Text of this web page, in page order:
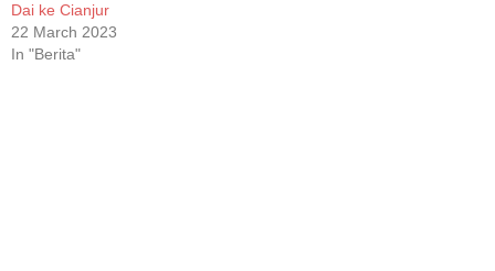
Dai ke Cianjur
22 March 2023
In "Berita"